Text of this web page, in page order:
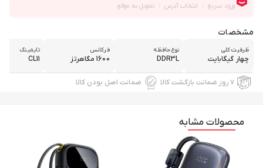
مشخصات
ظرفیت کلی
چهار گیگابایت
نوع حافظه
DDR3L
فرکانس
1600 مگاهرتز
تایمینگ
CL11
۷ روز ضمانت بازگشت کالا ضمانت اصل بودن کالا
محصولات مشابه